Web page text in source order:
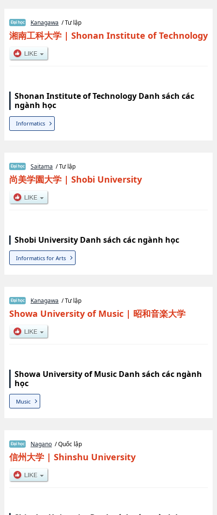
Kanagawa / Tư lập
湘南工科大学| Shonan Institute of Technology
Shonan Institute of Technology Danh sách các
ngành học
Informatics
Saitama / Tư lập
尚美学園大学| Shobi University
Shobi University Danh sách các ngành học
Informatics for Arts
Kanagawa / Tư lập
Showa University of Music| 昭和音楽大学
Showa University of Music Danh sách các ngành
học
Music
Nagano / Quốc lập
信州大学| Shinshu University